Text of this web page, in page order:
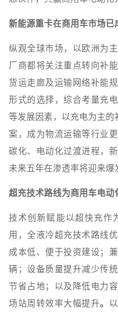
新能源重卡在商用车市场已
纵观全球市场，以欧洲为
厂商都将关注重点转向补
货运走廊及运输网络补能
形式的选择，综合考量充
等发展因素，以充电为主的
案，成为物流运输等行业
碳化、电动化过渡进程，
未来五年在渗透率将迎来爆
超充技术路线为商用车电动
技术创新赋能以超快充作
用，全液冷超充技术路线
成本低、便于投资建设；
辆；设备质量提升减少传
节省占地；以及降低电力
场站周转效率大幅提升。